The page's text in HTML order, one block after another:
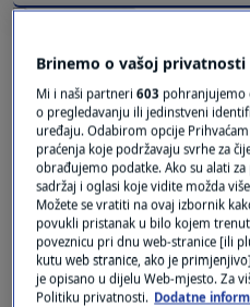
Prešutni
EKONOMIJA|29. svi.
Do kraja
poslati nove
VIJESTI |9. lip. | 0
Banke šalju
minusima,
VIJESTI| 21. tra.| 0
Brinemo o vašoj privatnosti
Mi i naši partneri603 pohranjujemo
o pregledavanju ili jedinstveni
uređaju. Odabirom opcije
praćenja koje podržavaju svrhe za
obrađujemo podatke. Ako su alati
sadržaj i oglasi koje vidite možda
Možete se vratiti na ovaj izbornik
povukli pristanak u bilo kojem
poveznicu pri dnu web-stranice [ili
kutu web stranice, ako je
je opisano u dijelu Web-mjesto. Za
Politiku privatnosti. Dodatne